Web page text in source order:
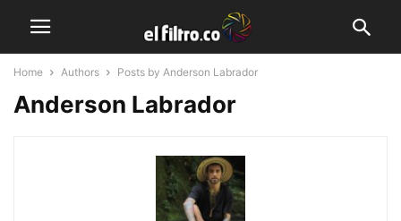
Home Authors Posts by Anderson Labrador
Anderson Labrador